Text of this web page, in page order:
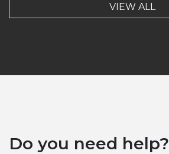
VIEW ALL
Do you need help?